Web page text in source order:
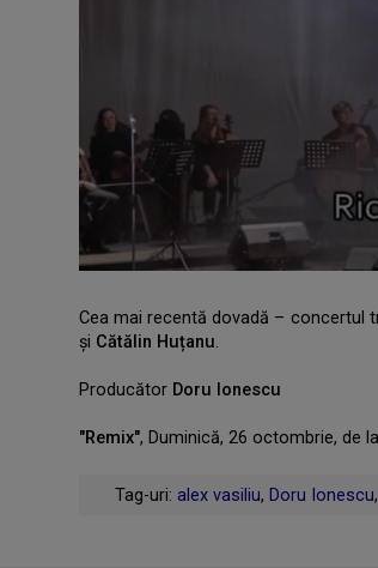
Cea mai recentă dovadă – concertul
și Cătălin Huțanu.
Producător Doru Ionescu
"Remix", Duminică, 26 octombrie, de
Tag-uri: alex vasiliu, Doru Ionescu,